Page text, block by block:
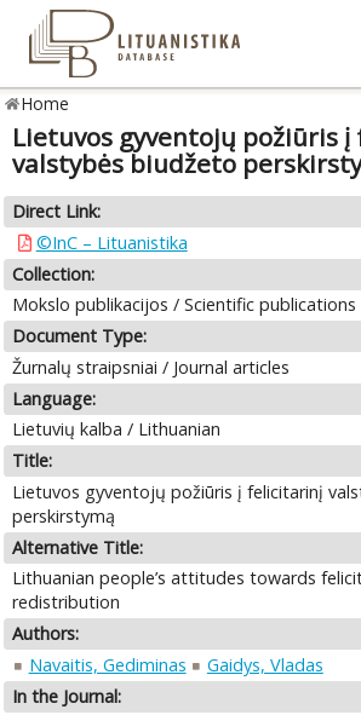
Home
Lietuvos gyventojų požiūris
valstybės biudžeto
Direct Link:
©InC – Lituanistika
Collection:
Mokslo publikacijos / Scientific publications
Document Type:
Žurnalų straipsniai / Journal articles
Language:
Lietuvių kalba / Lithuanian
Title:
Lietuvos gyventojų požiūris į felicitarinį
perskirstymą
Alternative Title:
Lithuanian people’s attitudes towards
redistribution
Authors:
Navaitis, Gediminas
Gaidys, Vladas
In the Journal: